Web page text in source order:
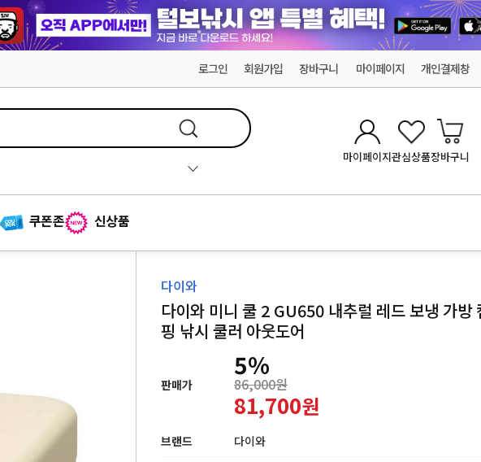
로그인 회원가입 장바구니 마이페이지 개인결제창
마이페이지관심상품장바구니
쿠폰존 신상품
다이와
다이와 미니 쿨 2 GU650 내추럴 레드 보냉 가방
핑 낚시 쿨러 아웃도어
판매가
5%
86,000원
81,700원
브랜드
다이와